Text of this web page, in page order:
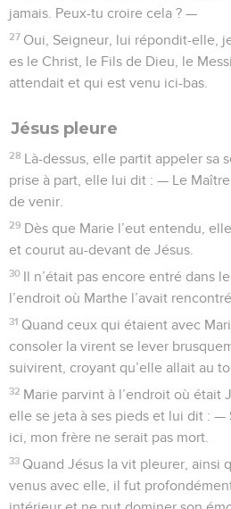
jamais. Peux-tu croire cela ? —
27 Oui, Seigneur, lui répondit-elle,
es le Christ, le Fils de Dieu, le
attendait et qui est venu ici-bas.
Jésus pleure
28 Là-dessus, elle partit appeler sa
prise à part, elle lui dit : — Le
de venir.
29 Dès que Marie l’eut entendu,
et courut au-devant de Jésus.
30 Il n’était pas encore entré dans
l’endroit où Marthe l’avait rencontré.
31 Quand ceux qui étaient avec
consoler la virent se lever
suivirent, croyant qu’elle allait au
32 Marie parvint à l’endroit où était
elle se jeta à ses pieds et lui dit : —
ici, mon frère ne serait pas mort.
33 Quand Jésus la vit pleurer, ainsi
venus avec elle, il fut